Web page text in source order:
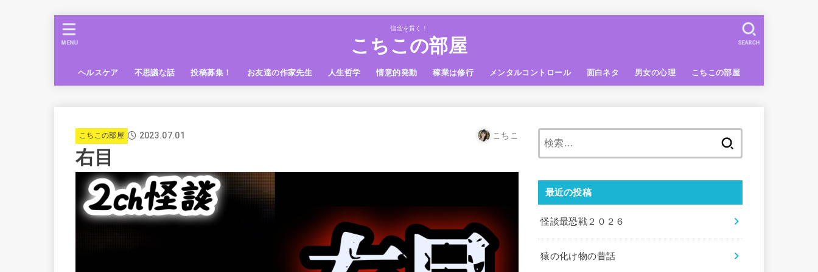
信念を貫く！
こちこの部屋
ヘルスケア 不思議な話 投稿募集！ お友達の作家先生 人生哲学 情意的発動 稼業は修行 メンタルコントロール 面白ネタ 男女の心理 こちこの部屋
SEARCH
MENU
こちこの部屋 2023.07.01 こちこ
右目
最近の投稿
怪談最恐戦２０２６
猿の化け物の昔話